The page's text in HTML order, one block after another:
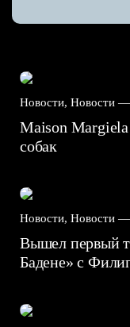
Новости, Новости —
Maison Margiela
собак
Новости, Новости —
Вышел первый
Бадене» с